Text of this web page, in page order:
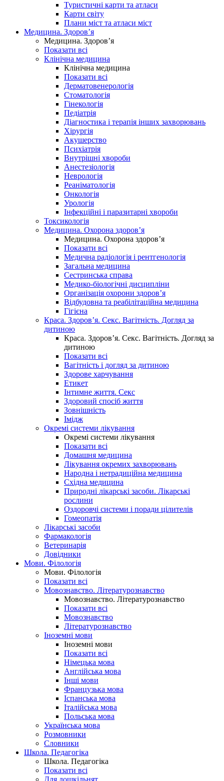
Туристичні карти та атласи
Карти світу
Плани міст та атласи міст
Медицина. Здоров’я
Медицина. Здоров’я
Показати всі
Клінічна медицина
Клінічна медицина
Показати всі
Дерматовенерологія
Стоматологія
Гінекологія
Педіатрія
Діагностика і терапія інших захворювань
Хірургія
Акушерство
Психіатрія
Внутрішні хвороби
Анестезіологія
Неврологія
Реаніматологія
Онкологія
Урологія
Інфекційні і паразитарні хвороби
Токсикологія
Медицина. Охорона здоров’я
Медицина. Охорона здоров’я
Показати всі
Медична радіологія і рентгенологія
Загальна медицина
Сестринська справа
Медико-біологічні дисципліни
Організація охорони здоров’я
Відбудовна та реабілітаційна медицина
Гігієна
Краса. Здоров’я. Секс. Вагітність. Догляд за
дитиною
Краса. Здоров’я. Секс. Вагітність. Догляд за
дитиною
Показати всі
Вагітність і догляд за дитиною
Здорове харчування
Етикет
Інтимне життя. Секс
Здоровий спосіб життя
Зовнішність
Імідж
Окремі системи лікування
Окремі системи лікування
Показати всі
Домашня медицина
Лікування окремих захворювань
Народна і нетрадиційна медицина
Східна медицина
Природні лікарські засоби. Лікарські
рослини
Оздоровчі системи і поради цілителів
Гомеопатія
Лікарські засоби
Фармакологія
Ветеринарія
Довідники
Мови. Філологія
Мови. Філологія
Показати всі
Мовознавство. Літературознавство
Мовознавство. Літературознавство
Показати всі
Мовознавство
Літературознавство
Іноземні мови
Іноземні мови
Показати всі
Німецька мова
Англійська мова
Інші мови
Французька мова
Іспанська мова
Італійська мова
Польська мова
Українська мова
Розмовники
Словники
Школа. Педагогіка
Школа. Педагогіка
Показати всі
Для дошкільнят